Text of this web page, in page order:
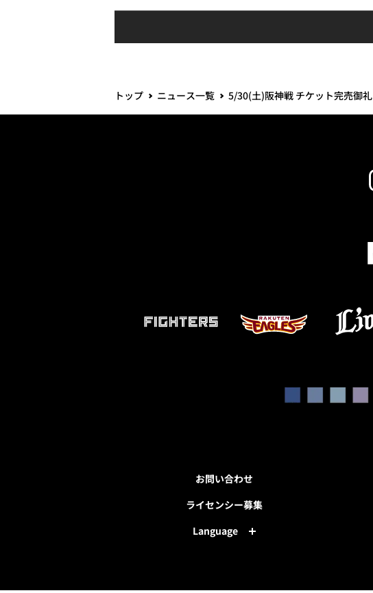
トップ ニュース一覧 5/30(土)阪神戦 チケット完売御礼
お問い合わせ
ライセンシー募集
Language